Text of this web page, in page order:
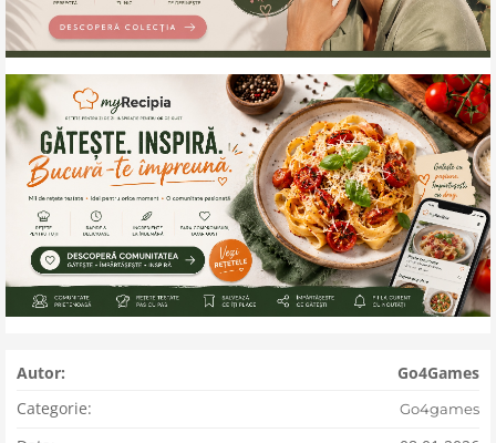
Autor:
Go4Games
Categorie:
Go4games